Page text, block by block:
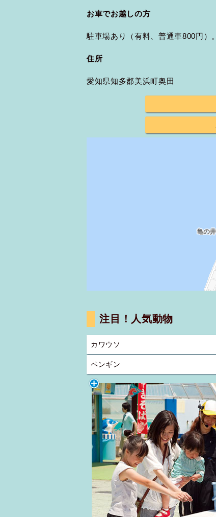
お車でお越しの方
駐車場あり（有料、普通車800円）。
住所
愛知県知多郡美浜町奥田
注目！人気動物
カワウソ
ペンギン